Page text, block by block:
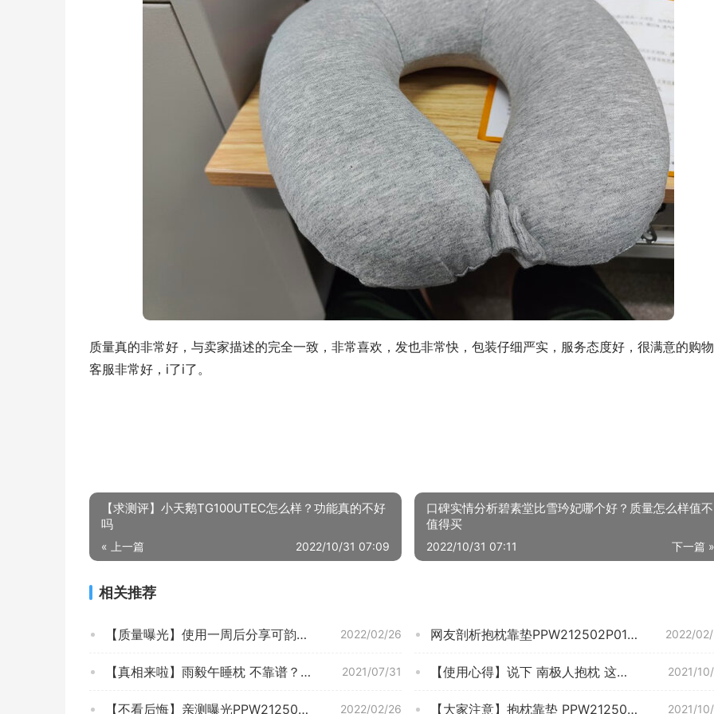
质量真的非常好，与卖家描述的完全一致，非常喜欢，发也非常快，包装仔细严实，服务态度好，很满意的购
客服非常好，i了i了。
【求测评】小天鹅TG100UTEC怎么样？功能真的不好
吗
« 上一篇 2022/10/31 07:09
口碑实情分析碧素堂比雪玪妃哪个好？质量怎么样值不
值得买
下一篇 »
2022/10/31 07:11
相关推荐
2022/02/26
【质量曝光】使用一周后分享可韵V5护腰枕-基础款-灰色值不值得买，来看看抱枕靠垫评测数据 2022/
网友剖析抱枕靠垫PPW212502P0108MS9怎么样的质量，评测为什么这样？
2021/07/31
【真相来啦】雨毅午睡枕 不靠谱？质量差不差？如何看评测结果怎么样？ 2021/
【使用心得】说下 南极人抱枕 这款 抱枕靠垫 质量怎么样？评测效果不理想？
2022/02/26
【不看后悔】亲测曝光PPW212502P0108MR4 抱枕靠垫质量怎么样？全方位评测分享! 2021/
【大家注意】抱枕靠垫 PPW212502P0108MS9 实际质量怎么样？差强人意？测评大揭秘